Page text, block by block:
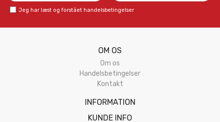
Jeg har læst og forstået handelsbetingelser
OM OS
Om os
Handelsbetingelser
Kontakt
INFORMATION
KUNDE INFO